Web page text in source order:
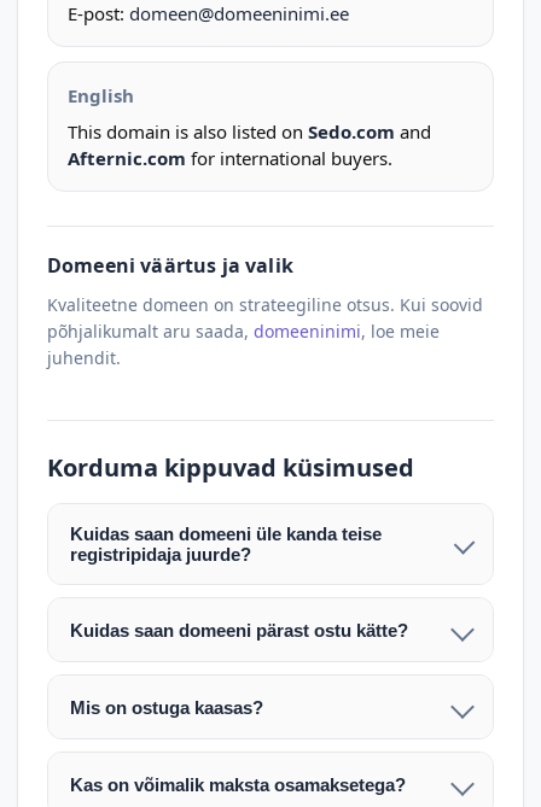
E-post: domeen@domeeninimi.ee
English
This domain is also listed on Sedo.com and
Afternic.com for international buyers.
Domeeni väärtus ja valik
Kvaliteetne domeen on strateegiline otsus. Kui soovid
põhjalikumalt aru saada, domeeninimi, loe meie
juhendit.
Korduma kippuvad küsimused
Kuidas saan domeeni üle kanda teise
registripidaja juurde?
Pärast makse laekumist edastame teile domeeni
AUTH (EPP) koodi. Selle abil saate domeeni üle
Domeeni ülekandmine toimub registripidajate
tööpäeva. Täpsemad juhised saadetakse teile e-
posti teel pärast tehingu kinnitamist.
Kuidas saan domeeni pärast ostu kätte?
Pärast ostu vormistamist väljastame arve.
Maksekinnituse järel edastame teile domeeni
enda valitud registripidaja juurde.
Mis on ostuga kaasas?
Ostuga kaasas on domeeninime omandiõigus.
Veebimajutust ja e-posti teenuseid tuleb tellida
Kas on võimalik maksta osamaksetega?